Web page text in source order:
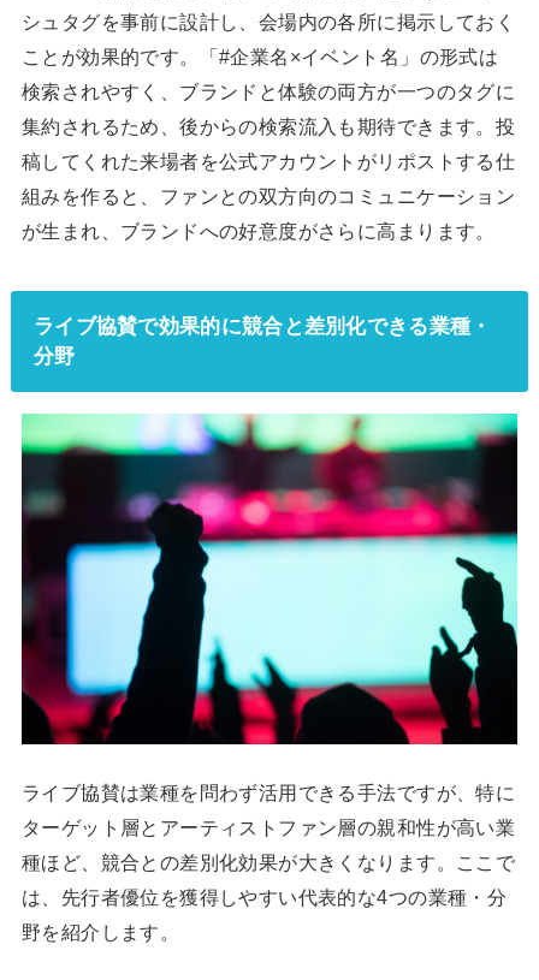
シュタグを事前に設計し、会場内の各所に掲示しておく
ことが効果的です。「#企業名×イベント名」の形式は
検索されやすく、ブランドと体験の両方が一つのタグに
集約されるため、後からの検索流入も期待できます。投
稿してくれた来場者を公式アカウントがリポストする仕
組みを作ると、ファンとの双方向のコミュニケーション
が生まれ、ブランドへの好意度がさらに高まります。
ライブ協賛で効果的に競合と差別化できる業種・
分野
ライブ協賛は業種を問わず活用できる手法ですが、特に
ターゲット層とアーティストファン層の親和性が高い業
種ほど、競合との差別化効果が大きくなります。ここで
は、先行者優位を獲得しやすい代表的な4つの業種・分
野を紹介します。